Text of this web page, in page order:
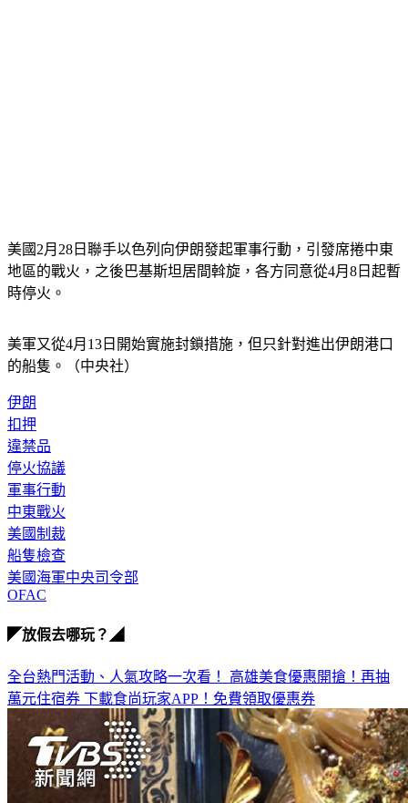
地區的戰火，之後巴基斯坦居間斡旋，各方同意從4月8日起暫
時停火。
的船隻。（中央社）
扣押
違禁品
停火協議
軍事行動
中東戰火
美國制裁
船隻檢查
美國海軍中央司令部
OFAC
萬元住宿券下載食尚玩家APP！免費領取優惠券